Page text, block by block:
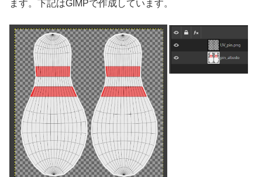
ます。下記はGIMPで作成しています。